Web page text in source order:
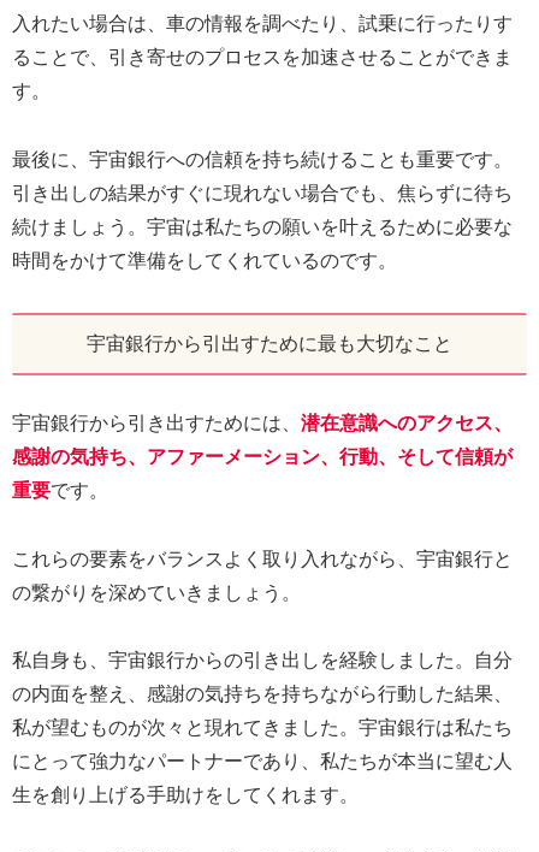
入れたい場合は、車の情報を調べたり、試乗に行ったりす
ることで、引き寄せのプロセスを加速させることができま
す。
最後に、宇宙銀行への信頼を持ち続けることも重要です。
引き出しの結果がすぐに現れない場合でも、焦らずに待ち
続けましょう。宇宙は私たちの願いを叶えるために必要な
時間をかけて準備をしてくれているのです。
宇宙銀行から引出すために最も大切なこと
宇宙銀行から引き出すためには、 潜在意識へのアクセス、
感謝の気持ち、アファーメーション、行動、そして信頼が
重要です。
これらの要素をバランスよく取り入れながら、宇宙銀行と
の繋がりを深めていきましょう。
私自身も、宇宙銀行からの引き出しを経験しました。自分
の内面を整え、感謝の気持ちを持ちながら行動した結果、
私が望むものが次々と現れてきました。宇宙銀行は私たち
にとって強力なパートナーであり、私たちが本当に望む人
生を創り上げる手助けをしてくれます。